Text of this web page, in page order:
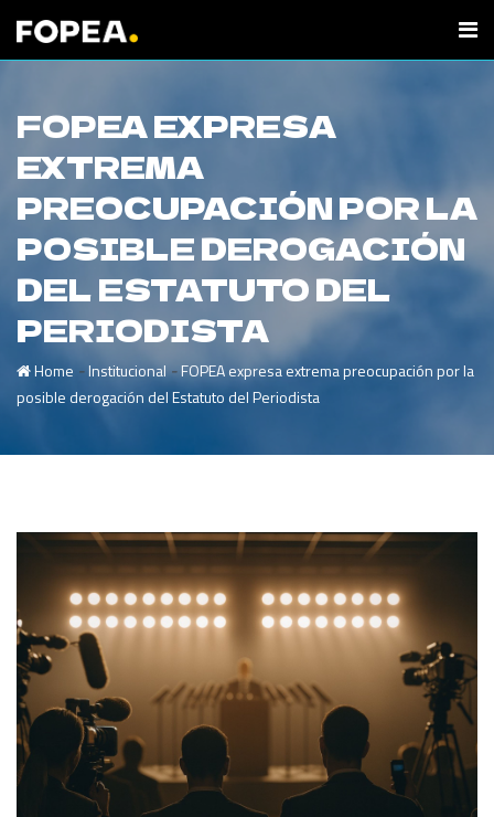
FOPEA EXPRESA
EXTREMA
PREOCUPACIÓN POR LA
POSIBLE DEROGACIÓN
DEL ESTATUTO DEL
PERIODISTA
Home -Institucional-FOPEA expresa extrema preocupación por la
posible derogación del Estatuto del Periodista